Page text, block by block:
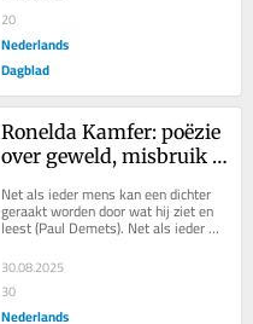
20
Nederlands
Dagblad
Ronelda Kamfer: poëzie
over geweld, misbruik is
die overeind houdt
Net als ieder mens kan een dichter
geraakt worden door wat hij ziet en
leest (Paul Demets). Net als ieder
mens kan een dichter woedend
worden als...
30.08.2025
30
Nederlands